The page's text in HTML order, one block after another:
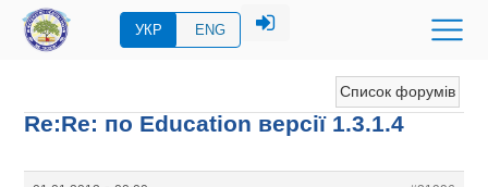
УКР ENG
Список форумів
Re:Re: по Education версії 1.3.1.4